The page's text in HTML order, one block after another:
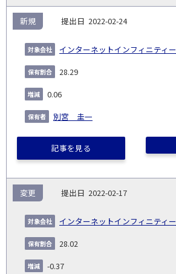
2022-02-24
インターネットインフィニティー
新規
28.29
0.06
別宮 圭一
記事を見る
2022-02-17
インターネットインフィニティー
変更
28.02
-0.37